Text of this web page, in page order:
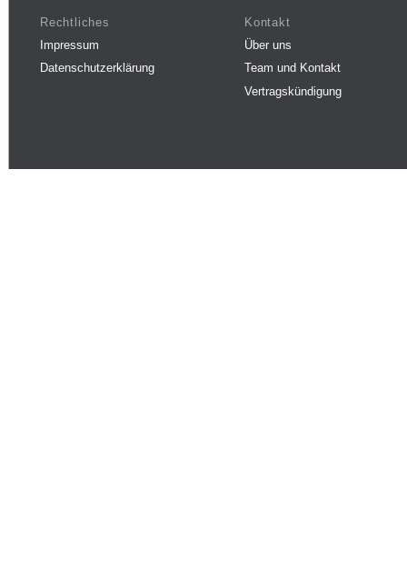
Rechtliches
Impressum
Datenschutzerklärung
Kontakt
Über uns
Team und Kontakt
Vertragskündigung